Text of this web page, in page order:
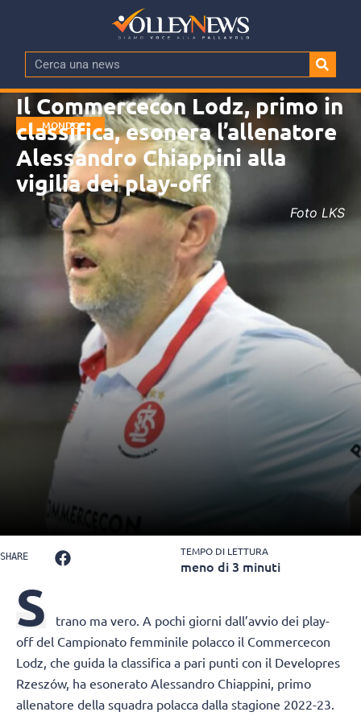
MONDO
Il Commercecon Lodz, primo in
classifica, esonera l’allenatore
Alessandro Chiappini alla
vigilia dei play-off
Foto LKS
SHARE TEMPO DI LETTURA
meno di 3 minuti
S
trano ma vero. A pochi giorni dall’avvio dei play-
off del Campionato femminile polacco il Commercecon
Lodz, che guida la classifica a pari punti con il Developres
Rzeszów, ha esonerato Alessandro Chiappini, primo
allenatore della squadra polacca dalla stagione 2022-23.